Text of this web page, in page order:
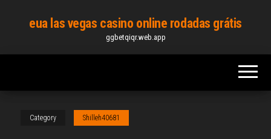
content
eua las vegas casino online rodadas grátis
ggbetqiqr.web.app
Category Shilleh40681